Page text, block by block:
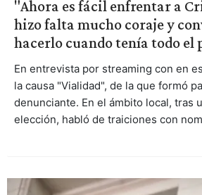
"Ahora es fácil enfrentar a
hizo falta mucho coraje y
hacerlo cuando tenía todo el
En entrevista por streaming con en
la causa "Vialidad", de la que formó
denunciante. En el ámbito local, tras
elección, habló de traiciones con